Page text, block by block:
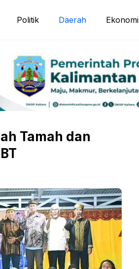
Politik Daerah Ekonomi
Tamah dan